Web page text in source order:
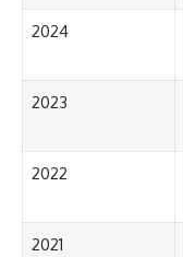
2024
2023
2022
2021